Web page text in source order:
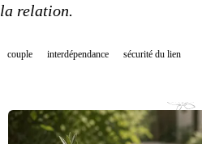
la relation.
couple interdépendance sécurité du lien